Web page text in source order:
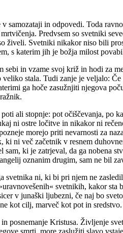
samozataji in odpovedi. Toda
Predvsem so svetniki
živeli. Svetniki nikakor niso bili
s katerim jih je božja milost
sebi in vzame svoj križ in hodi za
veliko stala. Tudi zanje je veljalo:
ga hoče zasužnjiti njegova
ali stopnje: pot očiščevanja, po
ni ostre ločitve in nikakor ni
morejo priti nevarnosti za
ni več začetnik v resnem
sam, ki je zatrjeval, da ga nobena
oznanim drugim, sam ne bil
svetnika ni, ki bi pri njem ne
svetnikih, kakor sta
v junaški ljubezni, če naj bo
kot cilj, marveč kot pot in
posnemanje Kristusa. Življenje
smrti, more zaslužiti slavo